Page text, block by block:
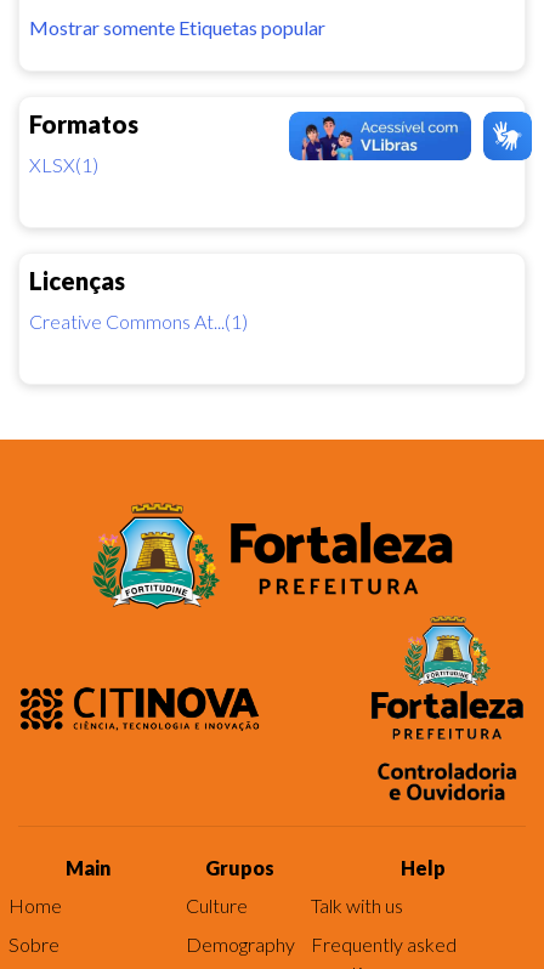
Mostrar somente Etiquetas popular
Formatos
XLSX(1)
Licenças
Creative Commons At...(1)
Main
Home
Sobre
Grupos
Culture
Demography
Help
Talk with us
Frequently asked